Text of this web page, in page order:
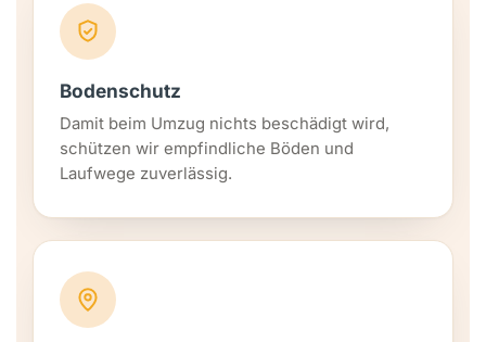
Bodenschutz
Damit beim Umzug nichts beschädigt wird,
schützen wir empfindliche Böden und
Laufwege zuverlässig.